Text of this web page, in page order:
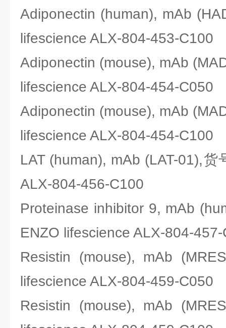
Adiponectin (human), mAb
lifescience ALX-804-453-C100
Adiponectin (mouse), mAb
lifescience ALX-804-454-C050
Adiponectin (mouse), mAb
lifescience ALX-804-454-C100
LAT (human), mAb (LAT-01),货
ALX-804-456-C100
Proteinase inhibitor 9, mAb
ENZO lifescience ALX-804-
Resistin (mouse), mAb
lifescience ALX-804-459-C050
Resistin (mouse), mAb